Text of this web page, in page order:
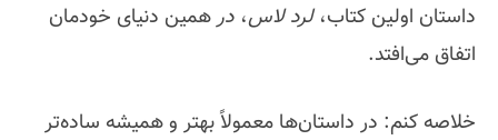
داستان اولین کتاب،لرد لاس، درهمین دنیای خودمان
اتفاق می‌افتد.
خلاصه کنم: در داستان‌ها معمولاً بهتر و همیشه ساده‌تر